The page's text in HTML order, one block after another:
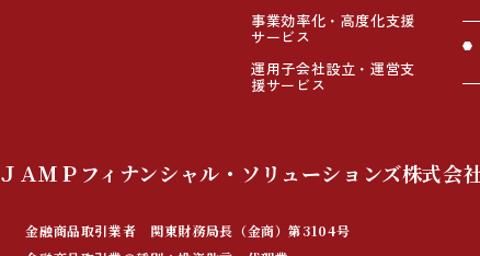
事業効率化・高度化支援
サービス
運用子会社設立・運営支
援サービス
ＪＡＭＰフィナンシャル・ソリューションズ株式会
金融商品取引業者 関東財務局長（金商）第3104号